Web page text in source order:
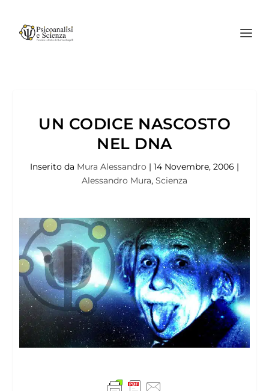
UN CODICE NASCOSTO
NEL DNA
Inserito da Mura Alessandro | 14 Novembre, 2006 |
Alessandro Mura, Scienza